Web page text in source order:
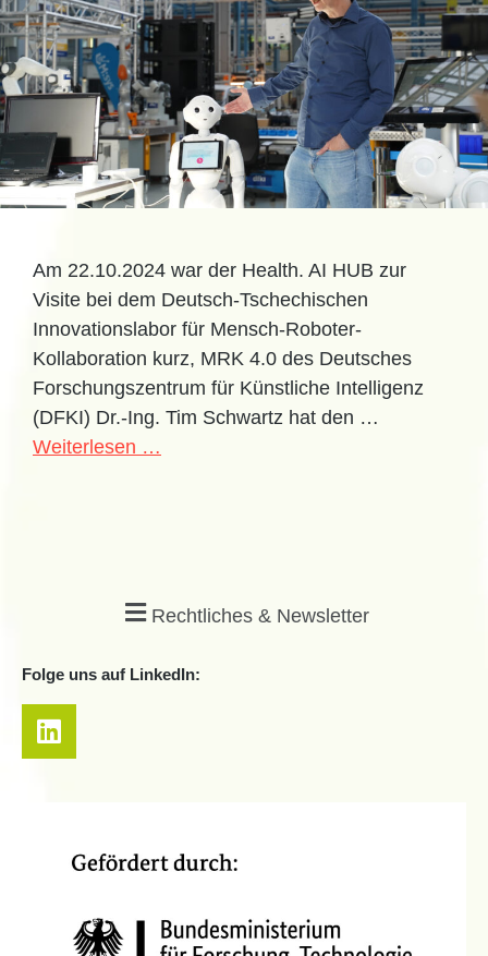
Am 22.10.2024 war der Health. AI HUB zur
Visite bei dem Deutsch-Tschechischen
Innovationslabor für Mensch-Roboter-
Kollaboration kurz, MRK 4.0 des Deutsches
Forschungszentrum für Künstliche Intelligenz
(DFKI) Dr.-Ing. Tim Schwartz hat den …
Weiterlesen …
Rechtliches & Newsletter
Folge uns auf LinkedIn: